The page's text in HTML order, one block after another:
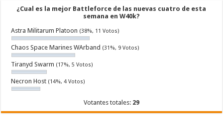
¿Cual es la mejor Battleforce de las nuevas cuatro de esta
semana en W40k?
Astra Militarum Platoon (38%, 11 Votos)
Chaos Space Marines WArband (31%, 9 Votos)
Tiranyd Swarm (17%, 5 Votos)
Necron Host (14%, 4 Votos)
Votantes totales: 29